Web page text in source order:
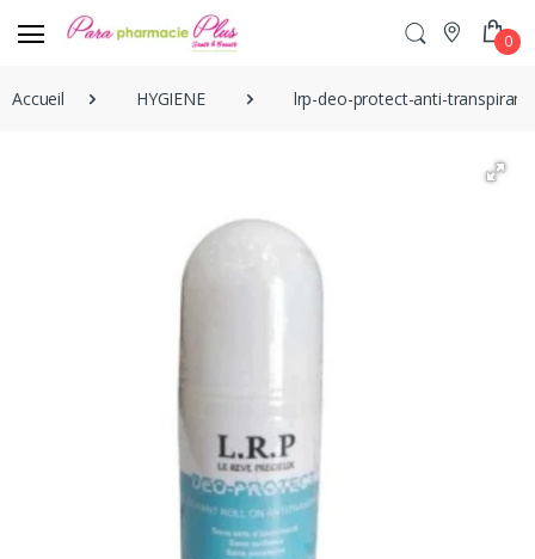
0
Accueil HYGIENE lrp-deo-protect-anti-